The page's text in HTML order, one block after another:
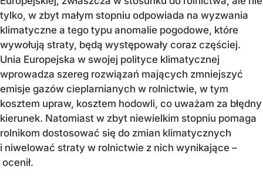
tylko, w zbyt małym stopniu odpowiada na wyzwania
klimatyczne a tego typu anomalie pogodowe, które
wywołują straty, będą występowały coraz częściej.
Unia Europejska w swojej polityce klimatycznej
wprowadza szereg rozwiązań mających zmniejszyć
emisje gazów cieplarnianych w rolnictwie, w tym
kosztem upraw, kosztem hodowli, co uważam za błędny
kierunek. Natomiast w zbyt niewielkim stopniu pomaga
rolnikom dostosować się do zmian klimatycznych
i niwelować straty w rolnictwie z nich wynikające –
ocenił.